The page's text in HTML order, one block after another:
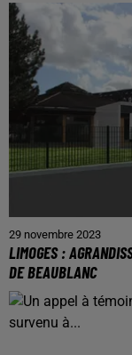
29 novembre 2023
LIMOGES :
DE BEAUBLANC